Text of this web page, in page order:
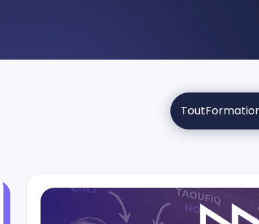
Tout